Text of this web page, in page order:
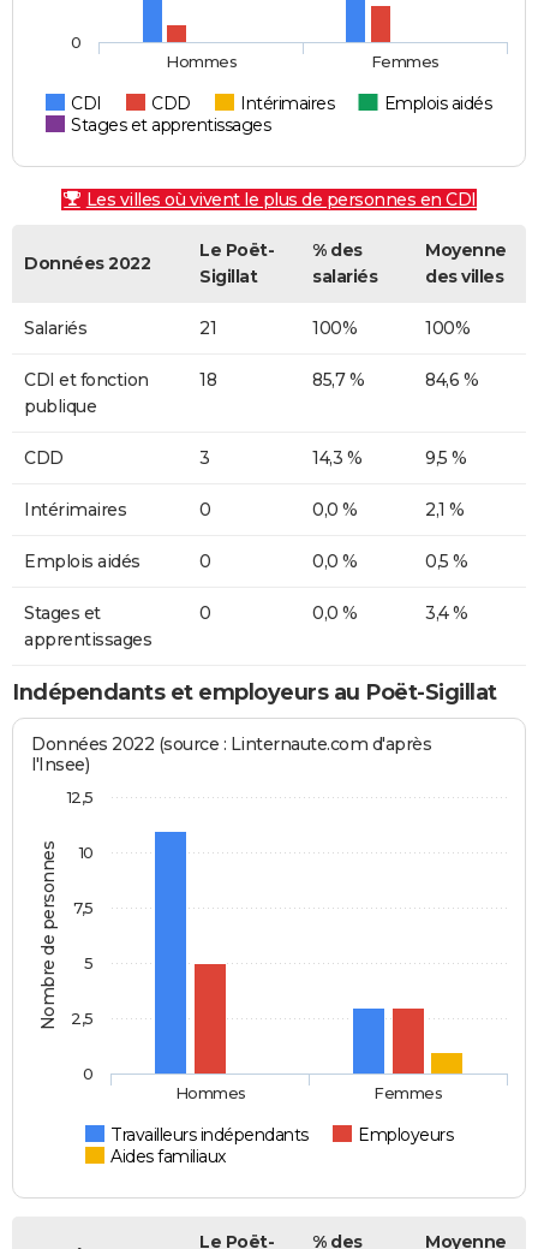
CDI CDD Intérimaires
Emplois aidés
Stages et apprentissages
Hommes Femmes
0
Les villes où vivent le plus de personnes en CDI
Données 2022
Le Poët-
Sigillat
% des
salariés
Moyenne
des villes
Salariés 21 100% 100%
CDI et fonction
publique
18 85,7 % 84,6 %
CDD 3 14,3 % 9,5 %
Intérimaires 0 0,0 % 2,1 %
Emplois aidés 0 0,0 % 0,5 %
Stages et
apprentissages
0 0,0 % 3,4 %
Indépendants et employeurs au Poët-Sigillat
Nombre de personnes
Données 2022 (source : Linternaute.com d'après
l'Insee)
Travailleurs indépendants
Employeurs
Aides familiaux
Hommes Femmes
0
2,5
5
7,5
10
12,5
Le Poët- % des Moyenne